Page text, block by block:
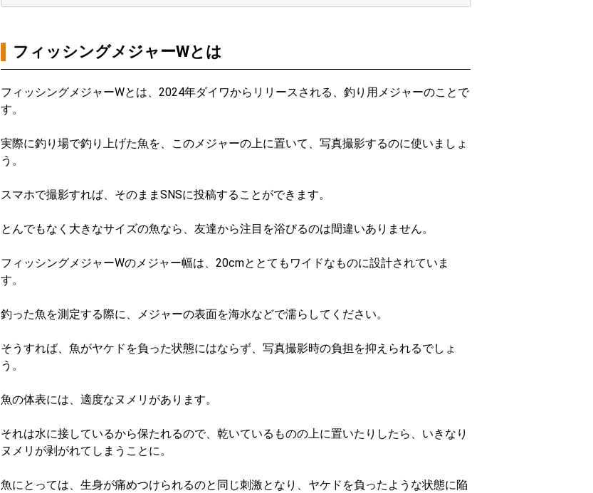
フィッシングメジャーWとは
フィッシングメジャーWとは、2024年ダイワからリリースされる、釣り用メジャーのことで
す。
実際に釣り場で釣り上げた魚を、このメジャーの上に置いて、写真撮影するのに使いましょ
う。
スマホで撮影すれば、そのままSNSに投稿することができます。
とんでもなく大きなサイズの魚なら、友達から注目を浴びるのは間違いありません。
フィッシングメジャーWのメジャー幅は、20cmととてもワイドなものに設計されていま
す。
釣った魚を測定する際に、メジャーの表面を海水などで濡らしてください。
そうすれば、魚がヤケドを負った状態にはならず、写真撮影時の負担を抑えられるでしょ
う。
魚の体表には、適度なヌメリがあります。
それは水に接しているから保たれるので、乾いているものの上に置いたりしたら、いきなり
ヌメリが剥がれてしまうことに。
魚にとっては、生身が痛めつけられるのと同じ刺激となり、ヤケドを負ったような状態に陥